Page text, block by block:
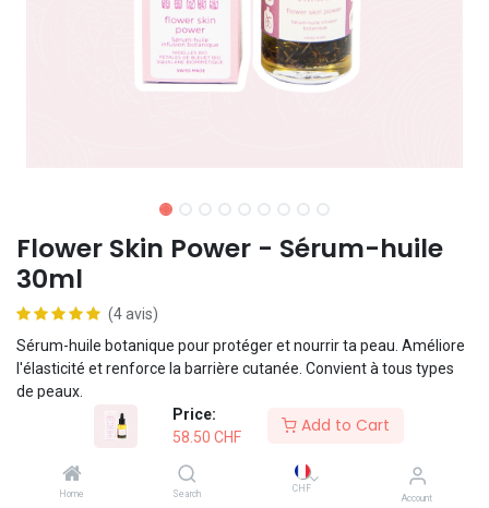
Price:
58.50 CHF
Add to Cart
Home Search
CHF
Account
Flower Skin Power - Sérum-huile
30ml
(4 avis)
Sérum-huile botanique pour protéger et nourrir ta peau. Améliore
l'élasticité et renforce la barrière cutanée. Convient à tous types
de peaux.
Formule vegan